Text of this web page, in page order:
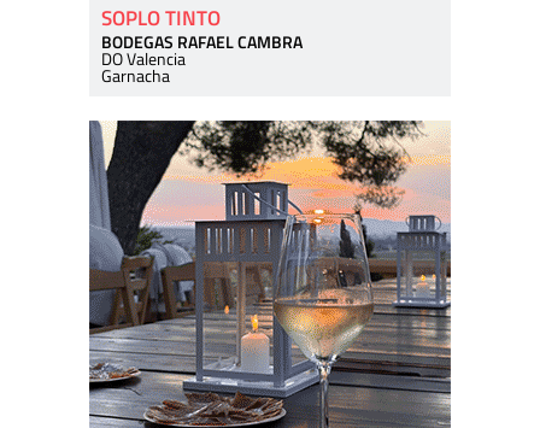
SOPLO TINTO
BODEGAS RAFAEL CAMBRA
DO Valencia
Garnacha